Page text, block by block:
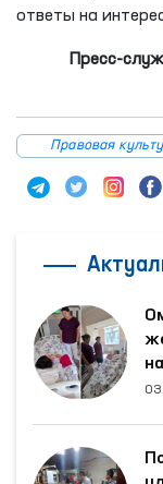
ответы на
Пресс-
Правовая